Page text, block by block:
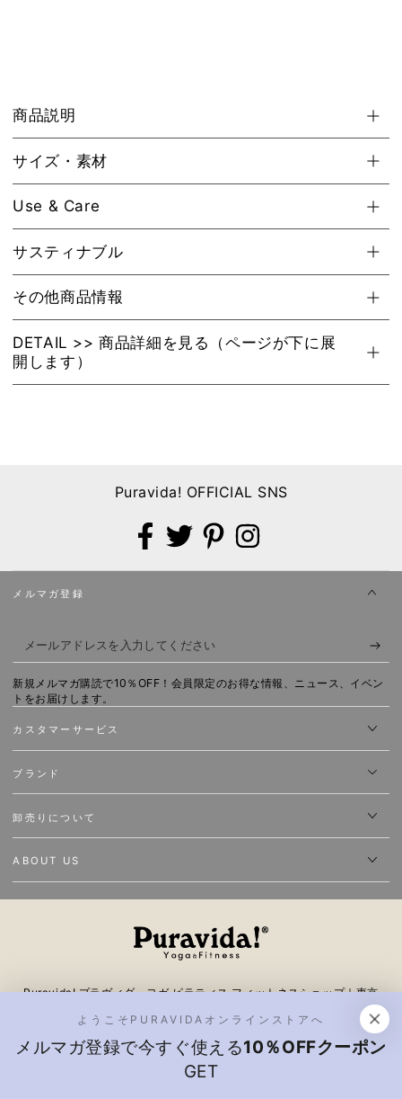
商品説明
サイズ・素材
Use & Care
サスティナブル
その他商品情報
DETAIL >> 商品詳細を見る（ページが下に展
開します）
Puravida! OFFICIAL SNS
Facebook
X PinterestInstagram
カスタマーサービス
ブランド
卸売りについて
ABOUT US
メルマガ登録
ー
ル
ア
ド
レ
を
入
い
新規メルマガ購読で10％OFF！会員限定のお得な情報、ニュース、イベン
トをお届けします。
Puravida! プラヴィダ ヨガ ピラティス フィットネスショップ｜東京
表参道 ヨガウェア、ヨガグッズピラティス、トレーニングギアが揃う
日本最大級のオンラインストア。スポーツブランド・フィットネス・ア
ウトドアなど取り扱う。ヨガスタジオ ピラティススタジオやデパート
向けの卸売りも
ようこそPURAVIDAオンラインストアへ
メルマガ登録で今すぐ使える10％OFFクーポン
GET